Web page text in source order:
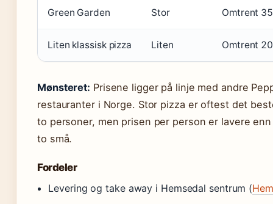
Green Garden Stor Omtrent
Liten klassisk pizza Liten Omtrent
Mønsteret: Prisene ligger på linje med andre
restauranter i Norge. Stor pizza er oftest det
to personer, men prisen per person er lavere
to små.
Fordeler
Levering og take away i Hemsedal sentrum (